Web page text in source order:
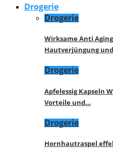
Drogerie
Drogerie
Wirksame Anti
Hautverjüngung
Drogerie
Apfelessig Kapseln
Vorteile und…
Drogerie
Hornhautraspel